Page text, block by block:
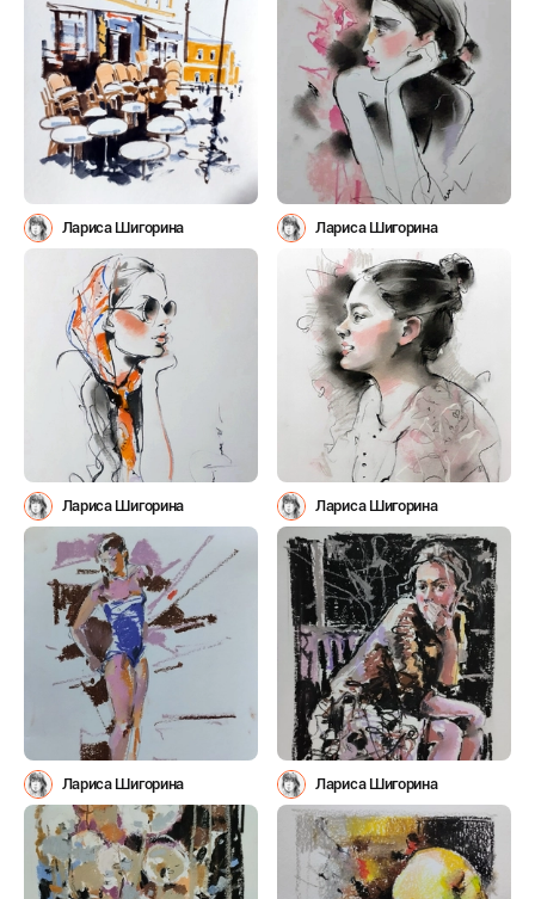
Лариса Шигорина Лариса Шигорина
Лариса Шигорина Лариса Шигорина
Лариса Шигорина Лариса Шигорина